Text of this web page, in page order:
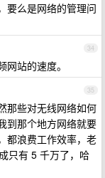
要么是网络的管理问
34
站的速度。
35
那些对无线网络如何
到那个地方网络就要
都浪费工作效率，老
只有 5 千万了，哈